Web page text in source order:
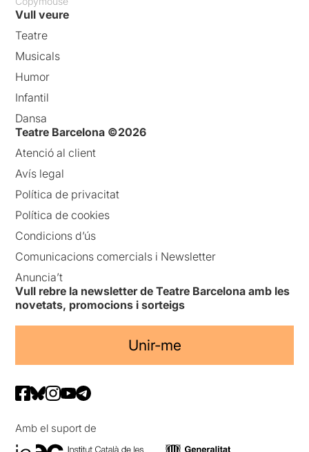
Vull veure
Teatre
Musicals
Humor
Infantil
Dansa
Teatre Barcelona ©2026
Atenció al client
Avís legal
Política de privacitat
Política de cookies
Condicions d’ús
Comunicacions comercials i Newsletter
Anuncia’t
Vull rebre la newsletter de Teatre Barcelona amb les
novetats, promocions i sorteigs
Unir-me
Amb el suport de